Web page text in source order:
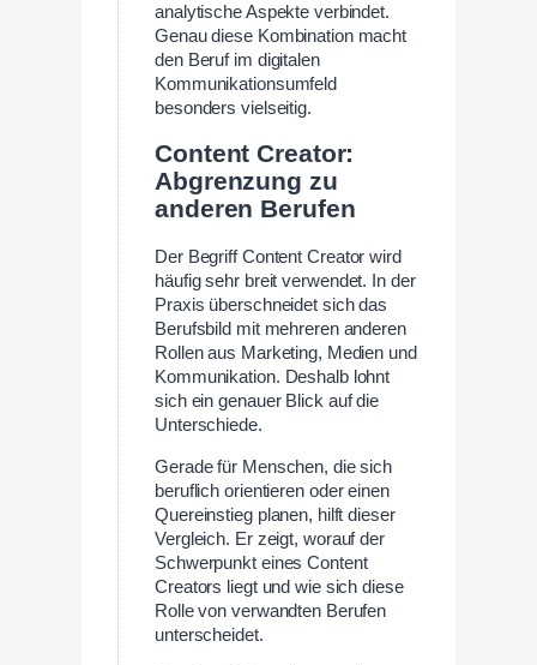
analytische Aspekte verbindet.
Genau diese Kombination macht
den Beruf im digitalen
Kommunikationsumfeld
besonders vielseitig.
Content Creator:
Abgrenzung zu
anderen Berufen
Der Begriff Content Creator wird
häufig sehr breit verwendet. In der
Praxis überschneidet sich das
Berufsbild mit mehreren anderen
Rollen aus Marketing, Medien und
Kommunikation. Deshalb lohnt
sich ein genauer Blick auf die
Unterschiede.
Gerade für Menschen, die sich
beruflich orientieren oder einen
Quereinstieg planen, hilft dieser
Vergleich. Er zeigt, worauf der
Schwerpunkt eines Content
Creators liegt und wie sich diese
Rolle von verwandten Berufen
unterscheidet.